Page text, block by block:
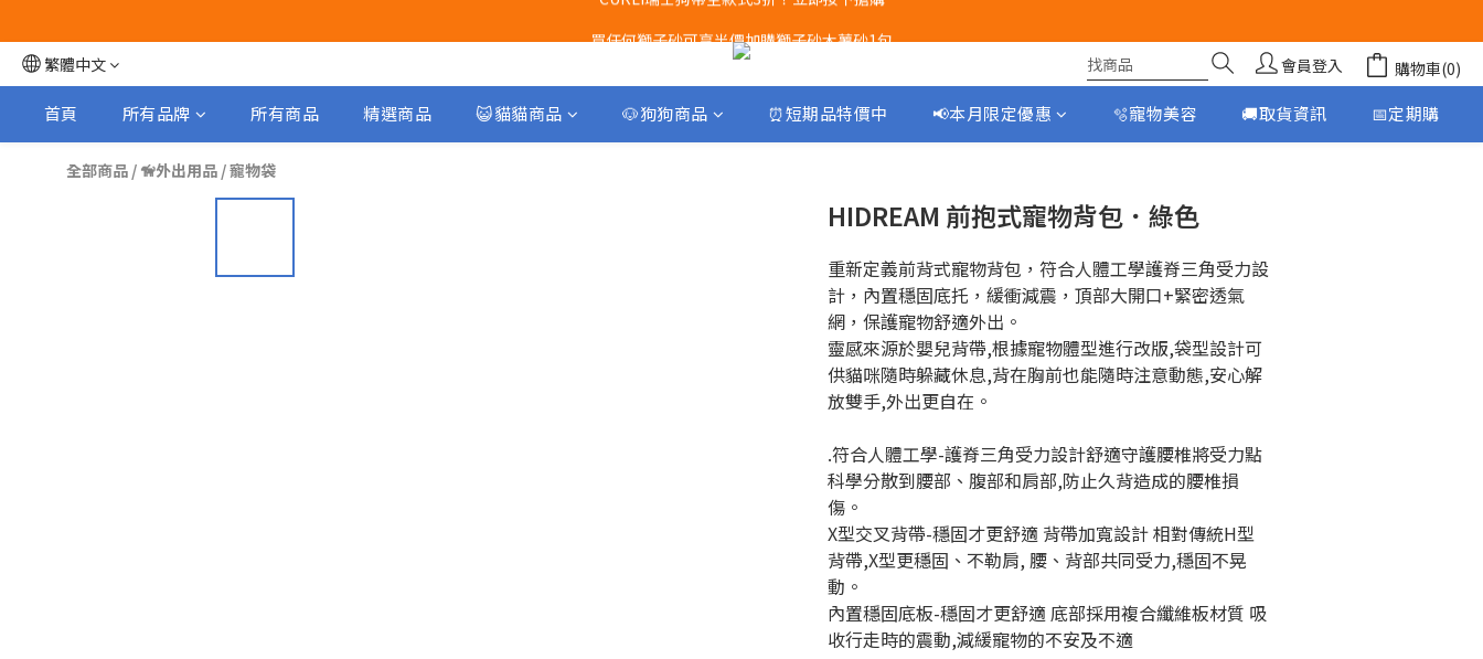
買任何獅子砂可享半價加購獅子砂木薯砂1包
繁體中文 會員登入 購物車(0)
首頁 所有品牌 所有商品 精選商品 😺貓貓商品 🐶狗狗商品 ⏰短期品特價中 📢本月限定優惠 🫧寵物美容 🚚取貨資訊 📅定期購
全部商品 / 🦮外出用品 /寵物袋
HIDREAM 前抱式寵物背包．綠色
重新定義前背式寵物背包，符合人體工學護脊三角受力設
計，內置穩固底托，緩衝減震，頂部大開口+緊密透氣
網，保護寵物舒適外出。
靈感來源於嬰兒背帶,根據寵物體型進行改版,袋型設計可
供貓咪隨時躲藏休息,背在胸前也能隨時注意動態,安心解
放雙手,外出更自在。
.符合人體工學-護脊三角受力設計舒適守護腰椎將受力點
科學分散到腰部、腹部和肩部,防止久背造成的腰椎損
傷。
X型交叉背帶-穩固才更舒適 背帶加寬設計 相對傳統H型
背帶,X型更穩固、不勒肩, 腰、背部共同受力,穩固不晃
動。
內置穩固底板-穩固才更舒適 底部採用複合纖維板材質 吸
收行走時的震動,減緩寵物的不安及不適